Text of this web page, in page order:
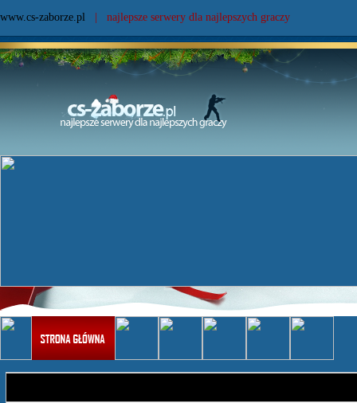
www.cs-zaborze.pl | najlepsze serwery dla najlepszych graczy